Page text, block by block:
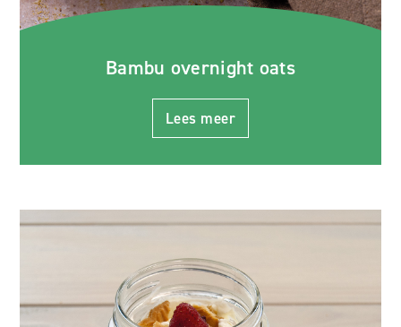
Bambu overnight oats
Lees meer